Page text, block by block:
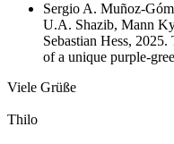
Sergio A. Muñoz-
U.A. Shazib, Mann
Sebastian Hess,
of a unique purple-
Viele Grüße
Thilo